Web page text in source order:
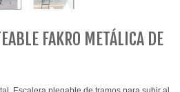
FAKRO METÁLICA DE